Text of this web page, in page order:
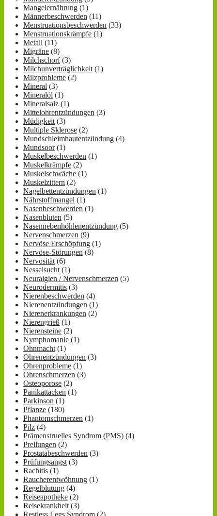
Mangelernährung (1)
Männerbeschwerden (11)
Menstruationsbeschwerden (33)
Menstruationskrämpfe (1)
Metall (11)
Migräne (8)
Milchschorf(3)
Milchunverträglichkeit (1)
Milzprobleme (2)
Mineral (3)
Mineralöl (1)
Mineralsalz (1)
Mittelohrentzündungen (3)
Müdigkeit (3)
Multiple Sklerose (2)
Mundschleimhautentzündung (4)
Mundsoor(1)
Muskelbeschwerden (1)
Muskelkrämpfe (2)
Muskelschwäche (1)
Muskelzittern (2)
Nagelbettentzündungen (1)
Nährstoffmangel (1)
Nasenbeschwerden (1)
Nasenbluten (5)
Nasennebenhöhlenentzündung (5)
Nervenschmerzen (9)
Nervöse Erschöpfung (1)
Nervöse-Störungen (8)
Nervosität (6)
Nesselsucht (1)
Neuralgien / Nervenschmerzen (5)
Neurodermitis (3)
Nierenbeschwerden (4)
Nierenentzündungen (1)
Nierenerkrankungen (2)
Nierengrieß (1)
Nierensteine (2)
Nymphomanie (1)
Ohnmacht (1)
Ohrenentzündungen (3)
Ohrenprobleme (1)
Ohrenschmerzen (3)
Osteoporose (2)
Panikattacken (1)
Parkinson (1)
Pflanze (180)
Phantomschmerzen (1)
Pilz (4)
Prämenstruelles Syndrom (PMS) (4)
Prellungen (2)
Prostatabeschwerden (3)
Prüfungsangst (3)
Rachitis (1)
Raucherentwöhnung (1)
Regelblutung (4)
Reiseapotheke (2)
Reisekrankheit (3)